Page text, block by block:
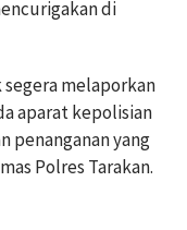
di
melaporkan
aparat kepolisian
penanganan yang
Polres Tarakan.